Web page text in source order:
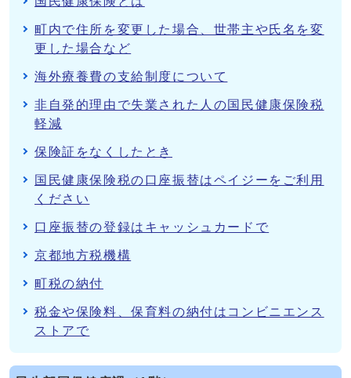
町内で住所を変更した場合、世帯主や氏名を変
更した場合など
海外療養費の支給制度について
非自発的理由で失業された人の国民健康保険税
軽減
保険証をなくしたとき
国民健康保険税の口座振替はペイジーをご利用
ください
口座振替の登録はキャッシュカードで
京都地方税機構
町税の納付
税金や保険料、保育料の納付はコンビニエンス
ストアで